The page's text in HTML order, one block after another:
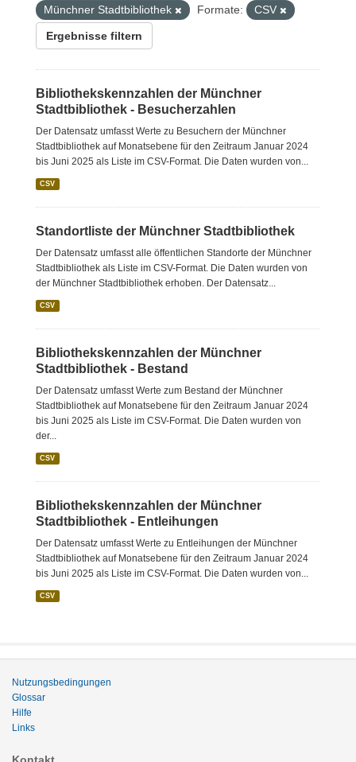
Münchner Stadtbibliothek
Formate: CSV
Ergebnisse filtern
Bibliothekskennzahlen der Münchner
Stadtbibliothek - Besucherzahlen
Der Datensatz umfasst Werte zu Besuchern der Münchner
Stadtbibliothek auf Monatsebene für den Zeitraum Januar 2024
bis Juni 2025 als Liste im CSV-Format. Die Daten wurden von...
CSV
Standortliste der Münchner Stadtbibliothek
Der Datensatz umfasst alle öffentlichen Standorte der Münchner
Stadtbibliothek als Liste im CSV-Format. Die Daten wurden von
der Münchner Stadtbibliothek erhoben. Der Datensatz...
CSV
Bibliothekskennzahlen der Münchner
Stadtbibliothek - Bestand
Der Datensatz umfasst Werte zum Bestand der Münchner
Stadtbibliothek auf Monatsebene für den Zeitraum Januar 2024
bis Juni 2025 als Liste im CSV-Format. Die Daten wurden von
der...
CSV
Bibliothekskennzahlen der Münchner
Stadtbibliothek - Entleihungen
Der Datensatz umfasst Werte zu Entleihungen der Münchner
Stadtbibliothek auf Monatsebene für den Zeitraum Januar 2024
bis Juni 2025 als Liste im CSV-Format. Die Daten wurden von...
CSV
Nutzungsbedingungen
Glossar
Hilfe
Links